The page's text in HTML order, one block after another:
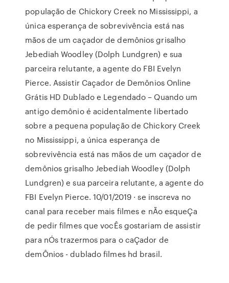
população de Chickory Creek no Mississippi, a
única esperança de sobrevivência está nas
mãos de um caçador de demônios grisalho
Jebediah Woodley (Dolph Lundgren) e sua
parceira relutante, a agente do FBI Evelyn
Pierce. Assistir Caçador de Demônios Online
Grátis HD Dublado e Legendado – Quando um
antigo demônio é acidentalmente libertado
sobre a pequena população de Chickory Creek
no Mississippi, a única esperança de
sobrevivência está nas mãos de um caçador de
demônios grisalho Jebediah Woodley (Dolph
Lundgren) e sua parceira relutante, a agente do
FBI Evelyn Pierce. 10/01/2019 · se inscreva no
canal para receber mais filmes e nÃo esqueÇa
de pedir filmes que vocÊs gostariam de assistir
para nÓs trazermos para o caÇador de
demÔnios - dublado filmes hd brasil.